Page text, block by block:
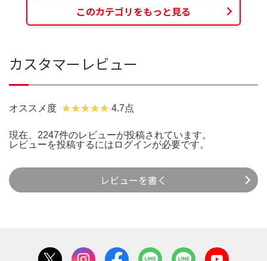
このカテゴリをもっと見る
カスタマーレビュー
オススメ度 4.7点
現在、2247件のレビューが投稿されています。
レビューを投稿するには ログインが必要です。
レビューを書く